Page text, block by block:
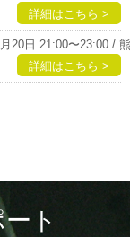
詳細はこちら >
20日 21:00〜23:00 /
詳細はこちら >
ト